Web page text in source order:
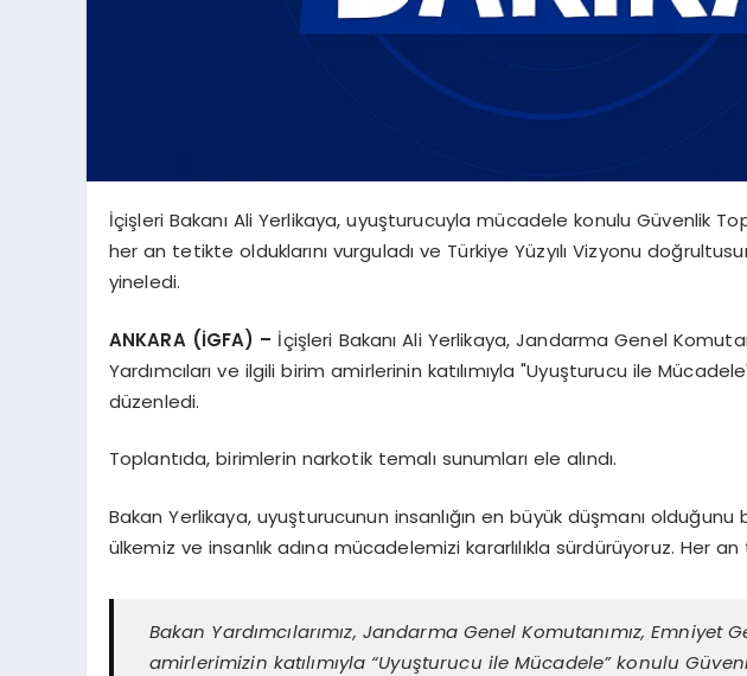
İçişleri Bakanı Ali Yerlikaya, uyuşturucuyla mücadele konulu Güvenlik
her an tetikte olduklarını vurguladı ve Türkiye Yüzyılı Vizyonu
yineledi.
ANKARA (İGFA) – İçişleri Bakanı Ali Yerlikaya, Jandarma Genel
Yardımcıları ve ilgili birim amirlerinin katılımıyla "Uyuşturucu ile
düzenledi.
Toplantıda, birimlerin narkotik temalı sunumları ele alındı.
Bakan Yerlikaya, uyuşturucunun insanlığın en büyük düşmanı
ülkemiz ve insanlık adına mücadelemizi kararlılıkla sürdürüyoruz. Her
Bakan Yardımcılarımız, Jandarma Genel Komutanımız,
amirlerimizin katılımıyla “Uyuşturucu ile Mücadele” konulu